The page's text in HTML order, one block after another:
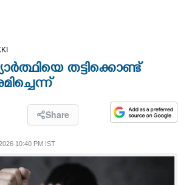
തട്ടിക്കൊണ്ട്
Share
10:40 PM IST